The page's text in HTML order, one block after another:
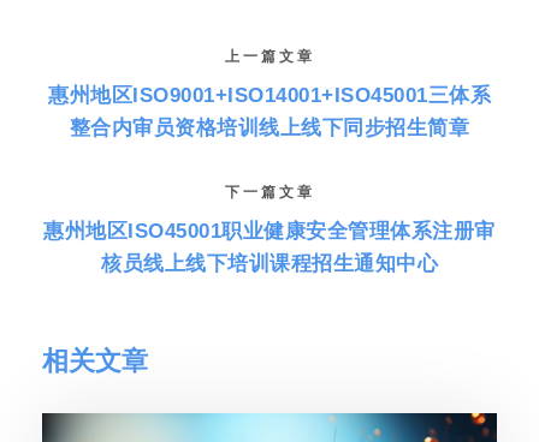
上一篇文章
惠州地区ISO9001+ISO14001+ISO45001三体系
整合内审员资格培训线上线下同步招生简章
下一篇文章
惠州地区ISO45001职业健康安全管理体系注册审
核员线上线下培训课程招生通知中心
相关文章